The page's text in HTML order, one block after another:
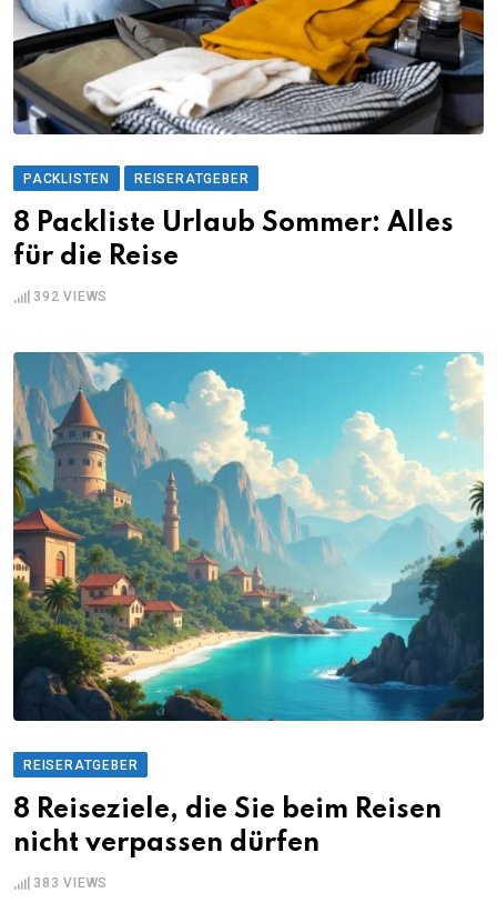
PACKLISTEN REISERATGEBER
8 Packliste Urlaub Sommer: Alles
für die Reise
392 VIEWS
REISERATGEBER
8 Reiseziele, die Sie beim Reisen
nicht verpassen dürfen
383 VIEWS